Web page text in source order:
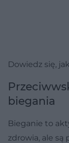
Dowiedz się,
biegania
Bieganie to
zdrowia, ale